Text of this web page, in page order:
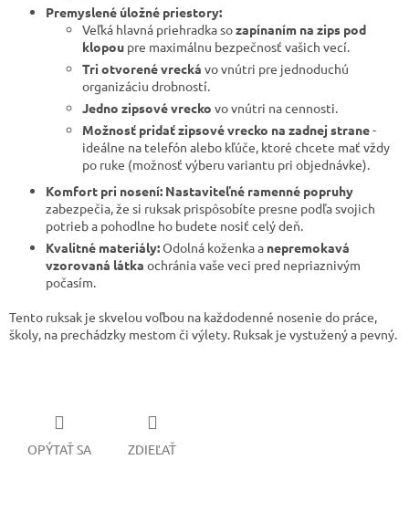
Premyslené úložné priestory:
Veľká hlavná priehradka sozapínaním na zips pod
klopou pre maximálnu bezpečnosť vašich vecí.
Tri otvorené vrecká vo vnútri pre jednoduchú
organizáciu drobností.
Jedno zipsové vrecko vo vnútri na cennosti.
Možnosť pridať zipsové vrecko na zadnej strane-
ideálne na telefón alebo kľúče, ktoré chcete mať vždy
po ruke (možnosť výberu variantu pri objednávke).
Komfort pri nosení: Nastaviteľné ramenné popruhy
zabezpečia, že si ruksak prispôsobíte presne podľa svojich
potrieb a pohodlne ho budete nosiť celý deň.
Kvalitné materiály:Odolná koženka a nepremokavá
vzorovaná látka ochránia vaše veci pred nepriaznivým
počasím.
Tento ruksak je skvelou voľbou na každodenné nosenie do práce,
školy, na prechádzky mestom či výlety. Ruksak je vystužený a pevný.
OPÝTAŤ SA ZDIEĽAŤ